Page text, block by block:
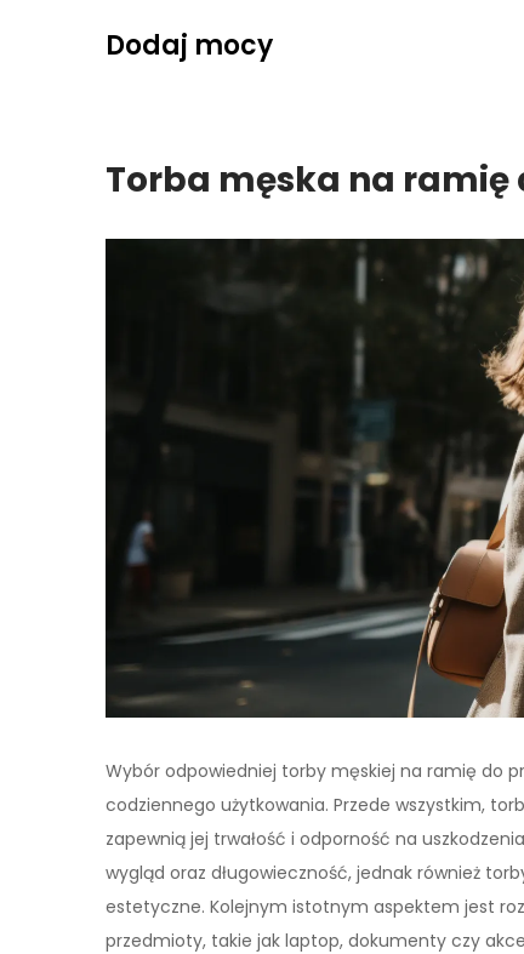
Dodaj mocy
Torba męska na ramię
Wybór odpowiedniej torby męskiej na ramię do
codziennego użytkowania. Przede wszystkim,
zapewnią jej trwałość i odporność na
wygląd oraz długowieczność, jednak również
estetyczne. Kolejnym istotnym aspektem jest
przedmioty, takie jak laptop, dokumenty czy